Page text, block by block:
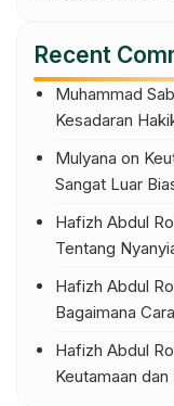
Recent
Muhammad
Kesadaran
Mulyana on
Sangat Luar
Hafizh Abdul
Tentang
Hafizh Abdul
Bagaimana
Hafizh Abdul
Keutamaan